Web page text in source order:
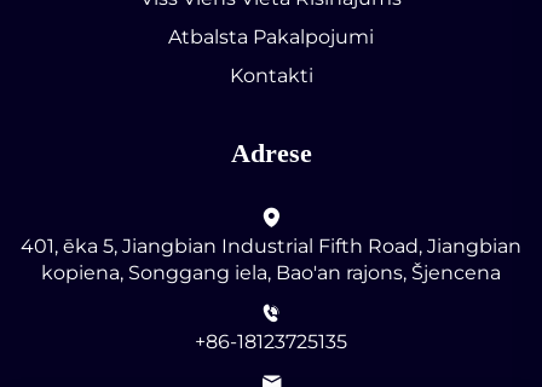
Atbalsta Pakalpojumi
Kontakti
Adrese
401, ēka 5, Jiangbian Industrial Fifth Road, Jiangbian
kopiena, Songgang iela, Bao'an rajons, Šjencena
+86-18123725135